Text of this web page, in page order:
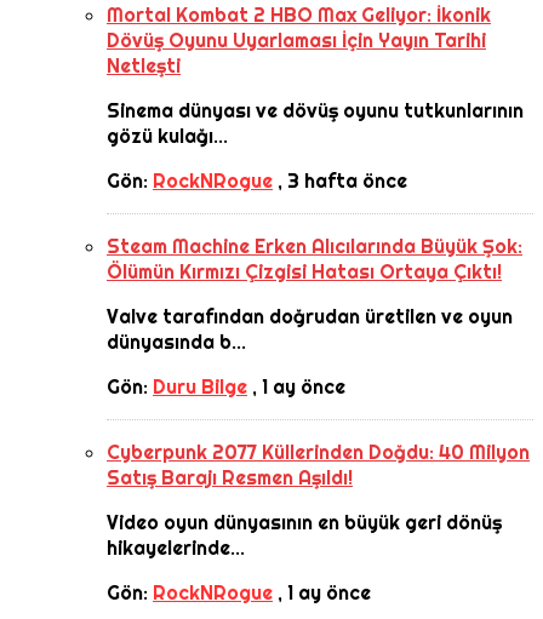
Mortal Kombat 2 HBO Max Geliyor: İkonik
Dövüş Oyunu Uyarlaması İçin Yayın Tarihi
Netleşti
Sinema dünyası ve dövüş oyunu tutkunlarının
gözü kulağı...
Gön: RockNRogue , 3 hafta önce
Steam Machine Erken Alıcılarında Büyük Şok:
Ölümün Kırmızı Çizgisi Hatası Ortaya Çıktı!
Valve tarafından doğrudan üretilen ve oyun
dünyasında b...
Gön: Duru Bilge ,1 ay önce
Cyberpunk 2077 Küllerinden Doğdu: 40 Milyon
Satış Barajı Resmen Aşıldı!
Video oyun dünyasının en büyük geri dönüş
hikayelerinde...
Gön: RockNRogue ,1 ay önce